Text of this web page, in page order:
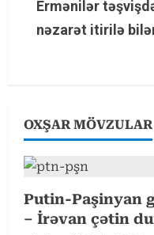
i
R
e
a
Ermənilər
nəzarət itirilə
OXŞAR MÖVZULAR
Putin-Paşinyan
– İrəvan çətin